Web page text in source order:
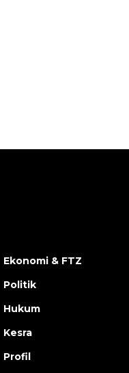
Ekonomi & FTZ
Politik
Hukum
Kesra
Profil